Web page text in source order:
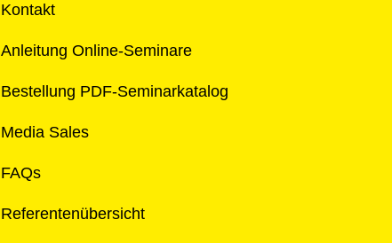
Kontakt
Anleitung Online-Seminare
Bestellung PDF-Seminarkatalog
Media Sales
FAQs
Referentenübersicht